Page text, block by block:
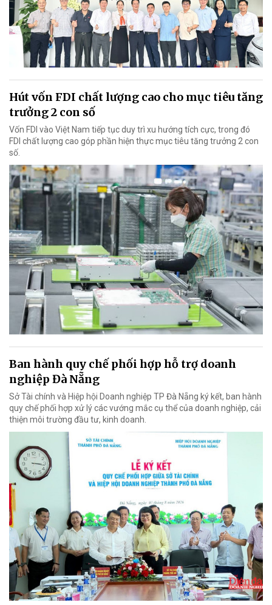
Hút vốn FDI chất lượng cao cho mục tiêu tăng
trưởng 2 con số
Vốn FDI vào Việt Nam tiếp tục duy trì xu hướng tích cực, trong đó
FDI chất lượng cao góp phần hiện thực mục tiêu tăng trưởng 2 con
số.
Ban hành quy chế phối hợp hỗ trợ doanh
nghiệp Đà Nẵng
Sở Tài chính và Hiệp hội Doanh nghiệp TP Đà Nẵng ký kết, ban hành
quy chế phối hợp xử lý các vướng mắc cụ thể của doanh nghiệp, cải
thiện môi trường đầu tư, kinh doanh.